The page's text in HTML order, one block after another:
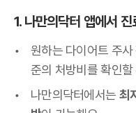
1. 나만의닥터 앱에서 진
원하는 다이어트 주
준의 처방비를 확인할
나만의닥터에서는 최